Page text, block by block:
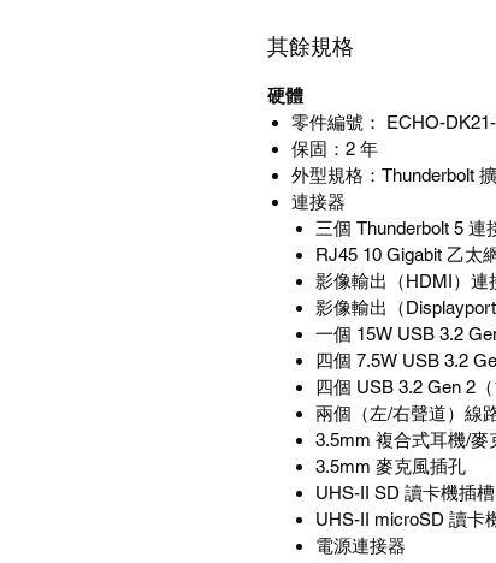
其餘規格
硬體
零件編號 ：
ECHO-
保固 ： 2 年
外型規格 ： Thunderbolt
連接器
三個 Thunderbolt 5 連
RJ45 10 Gigabit 乙太
影像輸出（HDMI）連
影像輸出（Displayport
一個 15W USB 3.2
四個 7.5W USB 3.2
四個 USB 3.2 Gen 2 （
兩個（左/右聲道）線
3.5mm 複合式耳機/麥
3.5mm 麥克風插孔
UHS-II SD 讀卡機插槽
UHS-II microSD 讀卡
電源連接器